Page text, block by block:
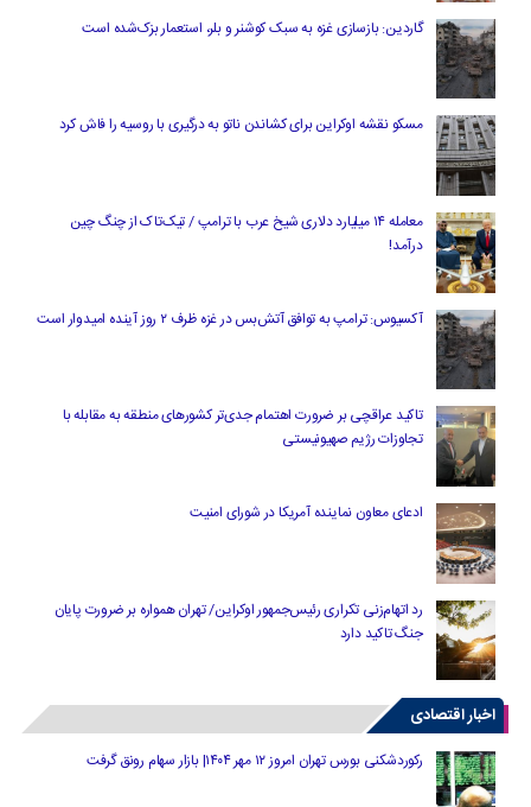
گاردین: بازسازی غزه به سبک کوشنر و بلر، استعمار بزک‌شده است
مسکو نقشه اوکراین برای کشاندن ناتو به درگیری با روسیه را فاش کرد
معامله ۱۴ میلیارد دلاری شیخ عرب با ترامپ / تیک‌تاک از چنگ چین
درآمد!
آکسیوس: ترامپ به توافق آتش‌بس در غزه ظرف ۲ روز آینده امیدوار است
تاکید عراقچی بر ضرورت اهتمام جدی‌تر کشورهای منطقه به مقابله با
تجاوزات رژیم صهیونیستی
ادعای معاون نماینده آمریکا در شورای امنیت
رد اتهام‌زنی تکراری رئیس‌جمهور اوکراین/ تهران همواره بر ضرورت پایان
جنگ تاکید دارد
اخبار اقتصادی
رکوردشکنی بورس تهران امروز ۱۲ مهر ۱۴۰۴| بازار سهام رونق گرفت